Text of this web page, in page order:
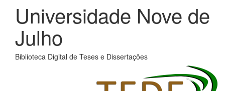
Universidade Nove de
Julho
Biblioteca Digital de Teses e Dissertações